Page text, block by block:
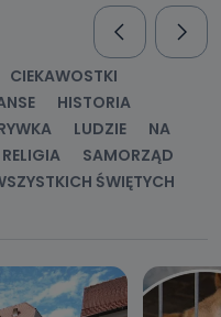
CIEKAWOSTKI
HISTORIA
LUDZIE
NA
RELIGIA
SAMORZĄD
ŚWIĘTYCH